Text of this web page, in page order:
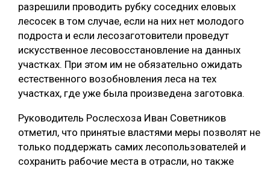
разрешили проводить рубку соседних еловых
лесосек в том случае, если на них нет молодого
подроста и если лесозаготовители проведут
искусственное лесовосстановление на данных
участках. При этом им не обязательно ожидать
естественного возобновления леса на тех
участках, где уже была произведена заготовка.
Руководитель Рослесхоза Иван Советников
отметил, что принятые властями меры позволят не
только поддержать самих лесопользователей и
сохранить рабочие места в отрасли, но также